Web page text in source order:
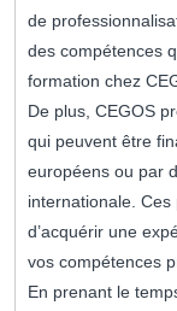
de
des compétences
formation chez
De plus, CEGOS
qui peuvent être
européens ou par
internationale.
d’acquérir une
vos compétences
En prenant le